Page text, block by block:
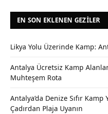
EN SON EKLENEN GEZILER
Likya Yolu Üzerinde Kamp:
Antalya Ücretsiz Kamp
Muhteşem Rota
Antalya’da Denize Sıfır Kamp
Çadırdan Plaja Uyanın